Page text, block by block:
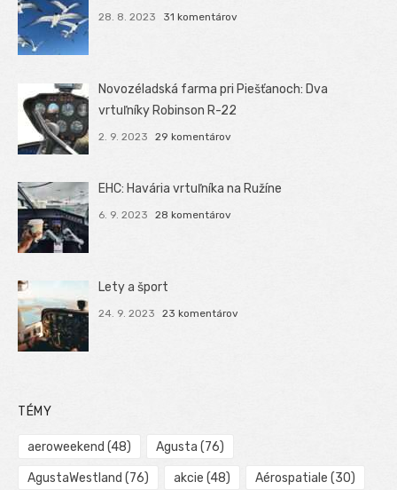
28. 8. 2023 31 komentárov
Novozéladská farma pri Piešťanoch: Dva
vrtuľníky Robinson R-22
2. 9. 2023 29 komentárov
EHC: Havária vrtuľníka na Ružíne
6. 9. 2023 28 komentárov
Lety a šport
24. 9. 2023 23 komentárov
TÉMY
aeroweekend (48) Agusta (76)
AgustaWestland (76) akcie (48) Aérospatiale (30)